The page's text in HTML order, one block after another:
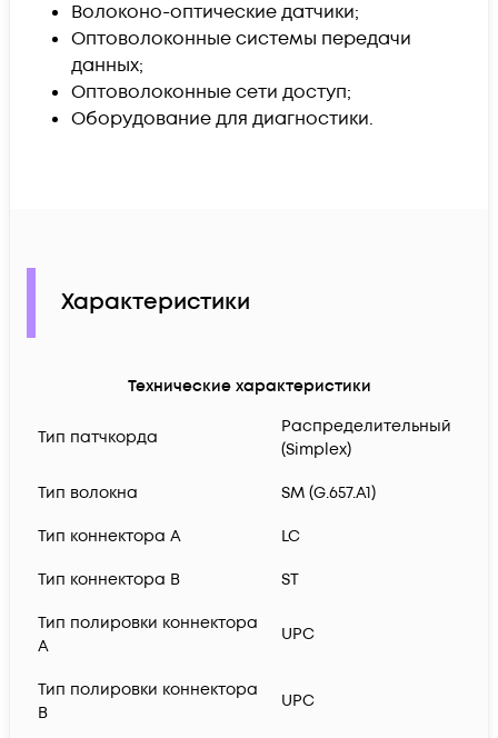
Волоконо-оптические датчики;
Оптоволоконные системы передачи
данных;
Оптоволоконные сети доступ;
Оборудование для диагностики.
Характеристики
Технические характеристики
Тип патчкорда
Распределительный
(Simplex)
Тип волокна SM (G.657.A1)
Тип коннектора A LC
Тип коннектора B ST
Тип полировки коннектора
A
UPC
Тип полировки коннектора
B
UPC